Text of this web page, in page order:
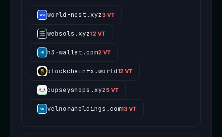
world-nest.xyz3 VT
websols.xyz12 VT
h3-wallet.com2 VT
blockchainfx.world12 VT
cupseyshops.xyz5 VT
velnoraholdings.com13 VT